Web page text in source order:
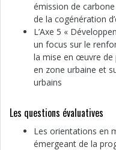
émission de
de la cogénération
L’Axe 5 «
un focus sur le
la mise en œuvre de
en zone urbaine et
urbains
Les questions évaluatives
Les orientations en
émergeant de la